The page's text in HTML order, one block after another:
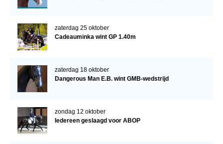
zaterdag 25 oktober
Cadeauminka wint GP 1.40m
zaterdag 18 oktober
Dangerous Man E.B. wint GMB-wedstrijd
zondag 12 oktober
Iedereen geslaagd voor ABOP